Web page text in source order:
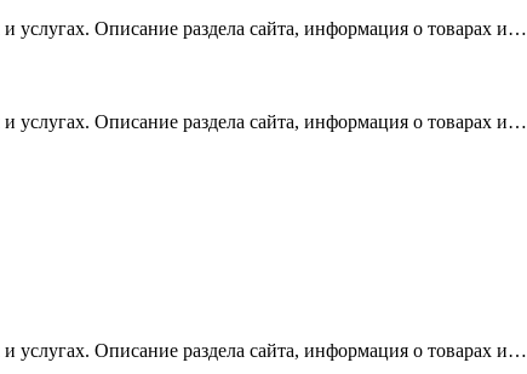
услугах. Описание раздела сайта, информация о товарах и…
услугах. Описание раздела сайта, информация о товарах и…
услугах. Описание раздела сайта, информация о товарах и…